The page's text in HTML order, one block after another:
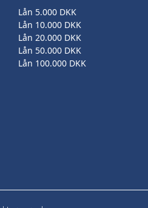
Lån 5.000 DKK
Lån 10.000 DKK
Lån 20.000 DKK
Lån 50.000 DKK
Lån 100.000 DKK